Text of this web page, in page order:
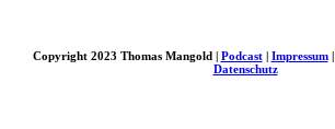
Copyright 2023 Thomas Mangold | Podcast| Impressum|
Datenschutz